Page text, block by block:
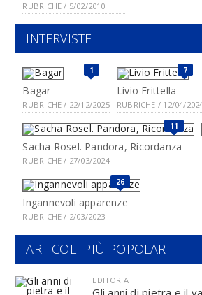
RUBRICHE / 5/02/2010
INTERVISTE
1
Bagar
RUBRICHE / 22/12/2025
7
Livio Frittella
RUBRICHE / 12/04/
11
Sacha Rosel. Pandora, Ricordanza
RUBRICHE / 27/03/2024
26
Ingannevoli apparenze
RUBRICHE / 2/03/2023
ARTICOLI PIÙ POPOLARI
EDITORIA
Gli anni di pietra e il